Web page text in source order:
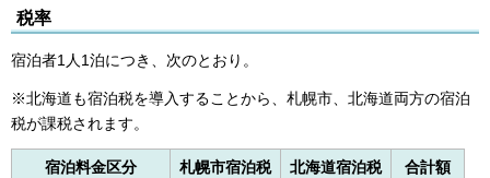
税率
宿泊者1人1泊につき、次のとおり。
※北海道も宿泊税を導入することから、札幌市、北海道両方の宿泊
税が課税されます。
宿泊料金区分 札幌市宿泊税 北海道宿泊税 合計額